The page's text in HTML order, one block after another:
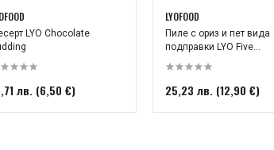
LYO Chocolate
лв. (6,50 €)
LYOFOOD
Пиле с ориз и пет вида
подправки LYO Five...
25,23 лв. (12,90 €)